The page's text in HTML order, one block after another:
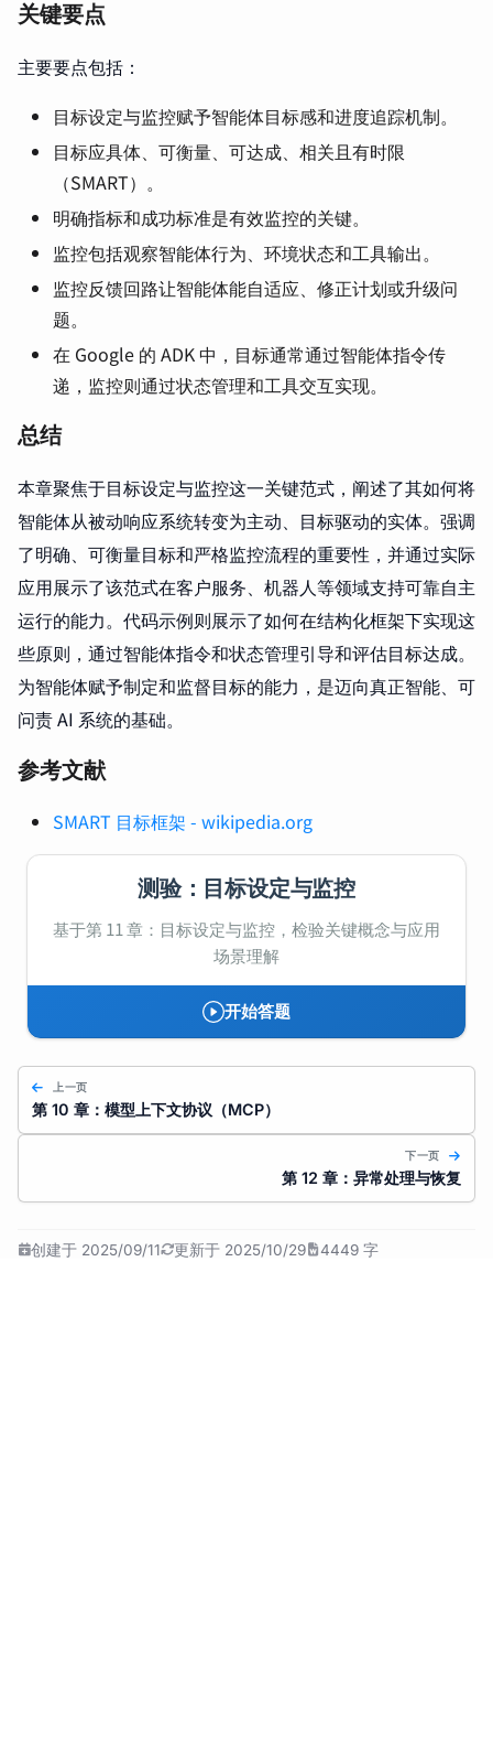
关键要点
主要要点包括：
目标设定与监控赋予智能体目标感和进度追踪机制。
目标应具体、可衡量、可达成、相关且有时限
（SMART）。
明确指标和成功标准是有效监控的关键。
监控包括观察智能体行为、环境状态和工具输出。
监控反馈回路让智能体能自适应、修正计划或升级问
题。
在 Google 的 ADK 中，目标通常通过智能体指令传
递，监控则通过状态管理和工具交互实现。
总结
本章聚焦于目标设定与监控这一关键范式，阐述了其如何将
智能体从被动响应系统转变为主动、目标驱动的实体。强调
了明确、可衡量目标和严格监控流程的重要性，并通过实际
应用展示了该范式在客户服务、机器人等领域支持可靠自主
运行的能力。代码示例则展示了如何在结构化框架下实现这
些原则，通过智能体指令和状态管理引导和评估目标达成。
为智能体赋予制定和监督目标的能力，是迈向真正智能、可
问责 AI 系统的基础。
参考文献
SMART 目标框架 - wikipedia.org
测验：目标设定与监控
基于第 11 章：目标设定与监控，检验关键概念与应用
场景理解
开始答题
上一页
第 10 章：模型上下文协议（MCP）
下一页
第 12 章：异常处理与恢复
创建于 2025/09/11 更新于 2025/10/29
4449 字